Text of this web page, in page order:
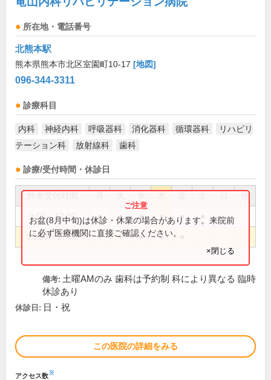
所在地・電話番号
北熊本駅
熊本県熊本市北区室園町10-17 [地図]
096-344-3311
診療科目
内科 神経内科 呼吸器科 消化器科 循環器科
リハビリ
テーション科
放射線科 歯科
診療/受付時間・休診日
祝
9:00～12:00 ● ● ● ● ●
13:30～17:00 ● ● ● ●
お盆(8月中旬)は休診・休業の場合があります。来院前
に必ず医療機関に直接ご確認ください。
×閉じる
備考: 土曜AMのみ 歯科は予約制 科により異なる 臨時
休診あり
休診日: 日・祝
この医院の詳細をみる
アクセス数※